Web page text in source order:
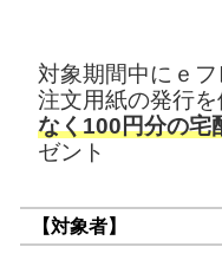
対象期間中にｅ
注文用紙の発行を
なく100円分の宅
ゼント
【対象者】